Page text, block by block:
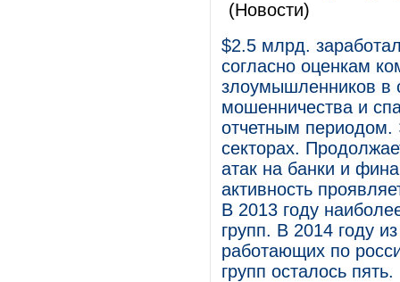
(Новости)
$2.5 млрд.
согласно оценкам
злоумышленников в
мошенничества и
отчетным периодом.
секторах.
атак на банки и
активность
В 2013 году
групп. В 2014 году
работающих по
групп осталось пять.